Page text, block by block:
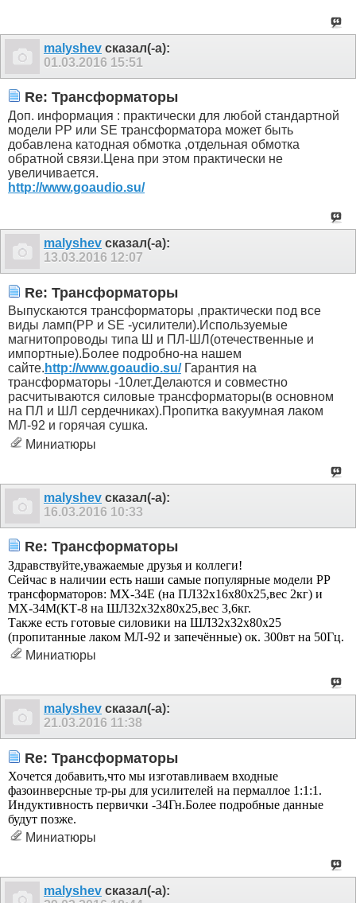
malyshev сказал(-а):
01.03.2016 15:51
Re: Трансформаторы
Доп. информация : практически для любой стандартной
модели РР или SE трансформатора может быть
добавлена катодная обмотка ,отдельная обмотка
обратной связи.Цена при этом практически не
увеличивается.
http://www.goaudio.su/
malyshev сказал(-а):
13.03.2016 12:07
Re: Трансформаторы
Выпускаются трансформаторы ,практически под все
виды ламп(РР и SE -усилители).Используемые
магнитопроводы типа Ш и ПЛ-ШЛ(отечественные и
импортные).Более подробно-на нашем
сайте. http://www.goaudio.su/Гарантия на
трансформаторы -10лет.Делаются и совместно
расчитываются силовые трансформаторы(в основном
на ПЛ и ШЛ сердечниках).Пропитка вакуумная лаком
МЛ-92 и горячая сушка.
Миниатюры
malyshev сказал(-а):
16.03.2016 10:33
Re: Трансформаторы
Здравствуйте,уважаемые друзья и коллеги!
Сейчас в наличии есть наши самые популярные модели РР
трансформаторов: МХ-34Е (на ПЛ32х16х80х25,вес 2кг) и
МХ-34М(КТ-8 на ШЛ32х32х80х25,вес 3,6кг.
Также есть готовые силовики на ШЛ32х32х80х25
(пропитанные лаком МЛ-92 и запечённые) ок. 300вт на 50Гц.
Миниатюры
malyshev сказал(-а):
21.03.2016 11:38
Re: Трансформаторы
Хочется добавить,что мы изготавливаем входные
фазоинверсные тр-ры для усилителей на пермаллое 1:1:1.
Индуктивность первички -34Гн.Более подробные данные
будут позже.
Миниатюры
malyshev сказал(-а):